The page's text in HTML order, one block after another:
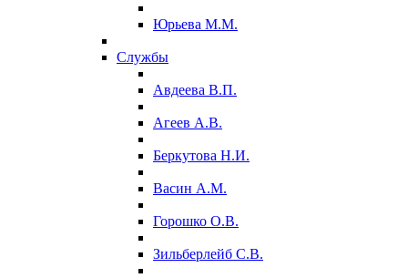
Юрьева М.М.
Службы
Авдеева В.П.
Агеев А.В.
Беркутова Н.И.
Васин А.М.
Горошко О.В.
Зильберлейб С.В.